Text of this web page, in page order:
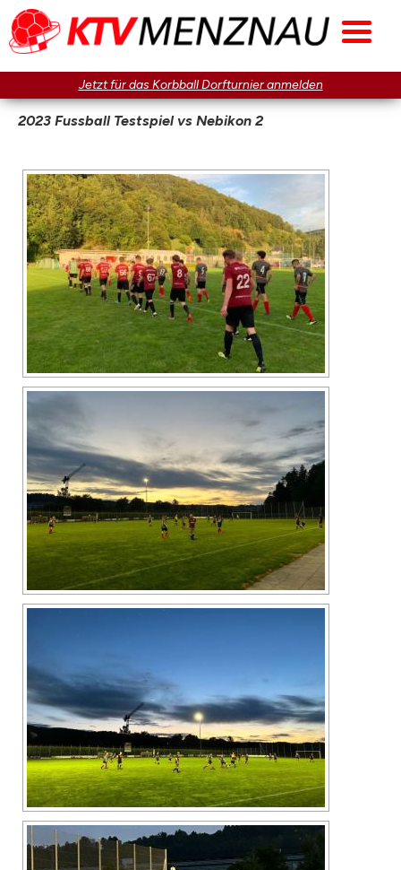
Jetzt für das Korbball Dorfturnier anmelden
2023 Fussball Testspiel vs Nebikon 2